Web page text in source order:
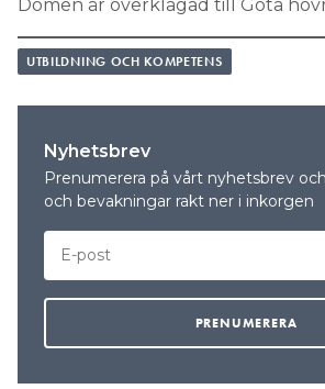
Domen är överklagad till Göta
UTBILDNING OCH KOMPETENS
Nyhetsbrev
Prenumerera på vårt nyhetsbrev
och bevakningar rakt ner i inkorgen